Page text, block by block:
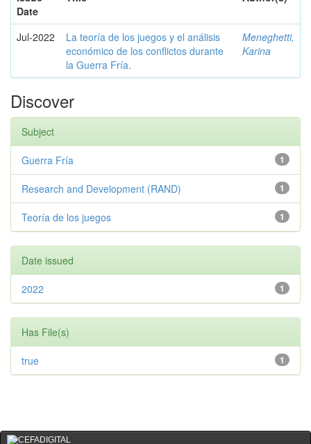
Date
Jul-2022
La teoría de los juegos y el análisis
económico de los conflictos durante
la Guerra Fría.
Meneghetti,
Karina
Discover
Subject
1
Guerra Fría
1
Research and Development (RAND)
1
Teoría de los juegos
Date issued
1
2022
Has File(s)
1
true